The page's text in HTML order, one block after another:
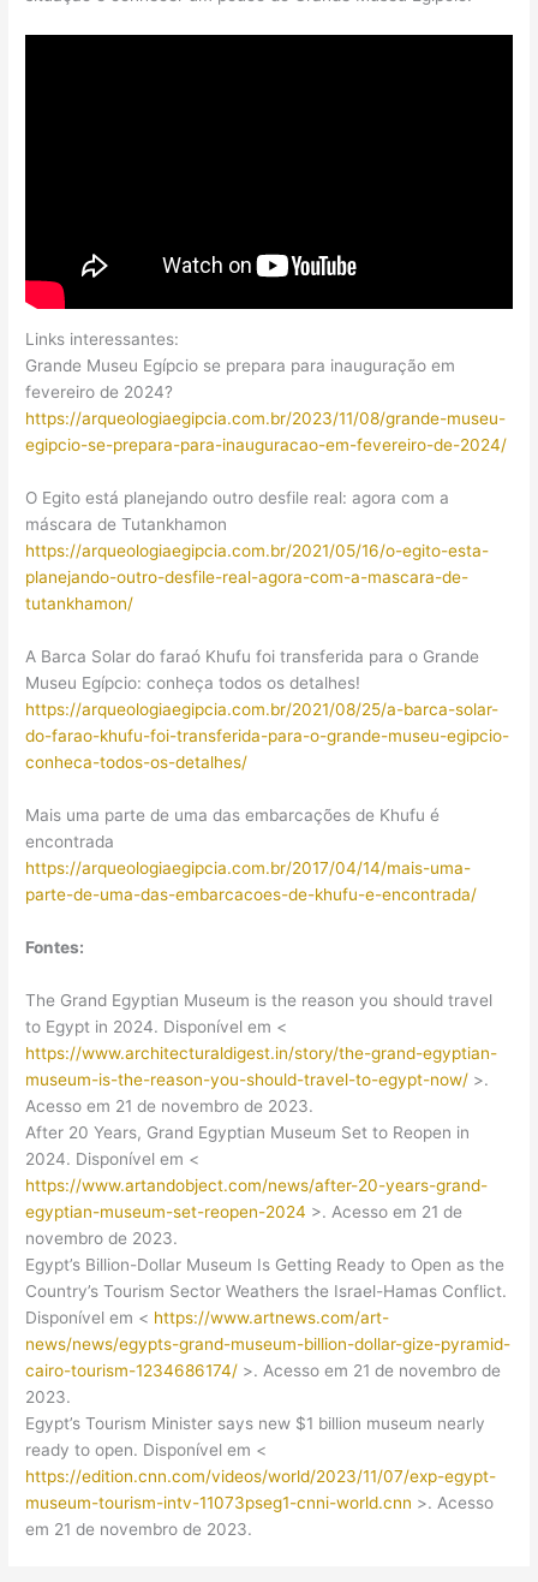
Links interessantes:
Grande Museu Egípcio se prepara para inauguração em
fevereiro de 2024?
https://arqueologiaegipcia.com.br/2023/11/08/grande-museu-
egipcio-se-prepara-para-inauguracao-em-fevereiro-de-2024/
O Egito está planejando outro desfile real: agora com a
máscara de Tutankhamon
https://arqueologiaegipcia.com.br/2021/05/16/o-egito-esta-
planejando-outro-desfile-real-agora-com-a-mascara-de-
tutankhamon/
A Barca Solar do faraó Khufu foi transferida para o Grande
Museu Egípcio: conheça todos os detalhes!
https://arqueologiaegipcia.com.br/2021/08/25/a-barca-solar-
do-farao-khufu-foi-transferida-para-o-grande-museu-egipcio-
conheca-todos-os-detalhes/
Mais uma parte de uma das embarcações de Khufu é
encontrada
https://arqueologiaegipcia.com.br/2017/04/14/mais-uma-
parte-de-uma-das-embarcacoes-de-khufu-e-encontrada/
Fontes:
The Grand Egyptian Museum is the reason you should travel
to Egypt in 2024. Disponível em <
https://www.architecturaldigest.in/story/the-grand-egyptian-
museum-is-the-reason-you-should-travel-to-egypt-now/ >.
Acesso em 21 de novembro de 2023.
After 20 Years, Grand Egyptian Museum Set to Reopen in
2024. Disponível em <
https://www.artandobject.com/news/after-20-years-grand-
egyptian-museum-set-reopen-2024 >. Acesso em 21 de
novembro de 2023.
Egypt’s Billion-Dollar Museum Is Getting Ready to Open as the
Country’s Tourism Sector Weathers the Israel-Hamas Conflict.
Disponível em < https://www.artnews.com/art-
news/news/egypts-grand-museum-billion-dollar-gize-pyramid-
cairo-tourism-1234686174/ >. Acesso em 21 de novembro de
2023.
Egypt’s Tourism Minister says new $1 billion museum nearly
ready to open. Disponível em <
https://edition.cnn.com/videos/world/2023/11/07/exp-egypt-
museum-tourism-intv-11073pseg1-cnni-world.cnn >. Acesso
em 21 de novembro de 2023.